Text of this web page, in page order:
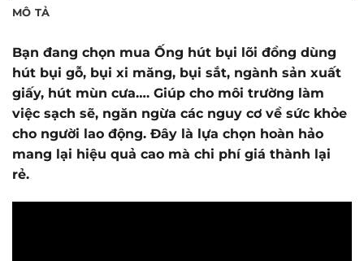
MÔ TẢ
Bạn đang chọn mua Ống hút bụi lõi đồng dùng
hút bụi gỗ, bụi xi măng, bụi sắt, ngành sản xuất
giấy, hút mùn cưa…. Giúp cho môi trường làm
việc sạch sẽ, ngăn ngừa các nguy cơ về sức khỏe
cho người lao động. Đây là lựa chọn hoàn hảo
mang lại hiệu quả cao mà chi phí giá thành lại
rẻ.